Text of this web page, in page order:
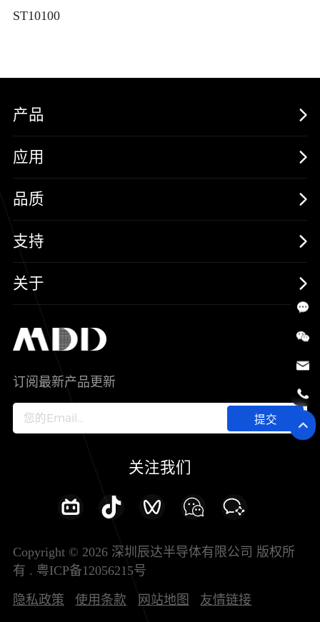
ST10100
产品
MOSFETs
保护器件
三极管
SiC
IC
应用
消费电子
汽车电子
新能源
智能家居
新兴行业
品质
可靠性实验室
质量与环境
其他信息(PCN)
支持
样品与支持
关于
加入我们
订阅最新产品更新
提交
关注我们
Copyright © 2026 深圳辰达半导体有限公司 版权所
有 . 粤ICP备12056215号
隐私政策 使用条款 网站地图 友情链接